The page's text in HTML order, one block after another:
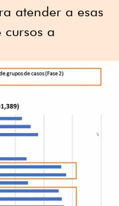
atender a esas
a